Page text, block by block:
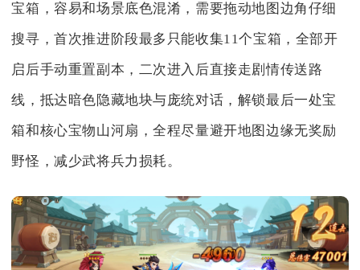
宝箱，容易和场景底色混淆，需要拖动地图边角仔细
搜寻，首次推进阶段最多只能收集11个宝箱，全部开
启后手动重置副本，二次进入后直接走剧情传送路
线，抵达暗色隐藏地块与庞统对话，解锁最后一处宝
箱和核心宝物山河扇，全程尽量避开地图边缘无奖励
野怪，减少武将兵力损耗。